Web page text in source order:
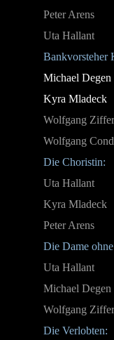
Peter Arens
Uta Hallant
Bankvorsteher
Michael Degen
Kyra Mladeck
Wolfgang Ziffer
Wolfgang
Die Choristin:
Uta Hallant
Kyra Mladeck
Peter Arens
Die Dame
Uta Hallant
Michael Degen
Wolfgang Ziffer
Die Verlobten: